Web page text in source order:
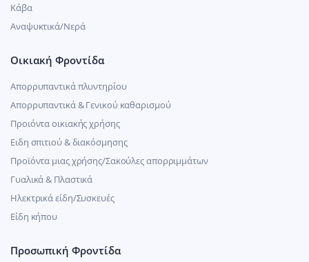
Κάβα
Αναψυκτικά/Νερά
Οικιακή Φροντίδα
Απορρυπαντικά πλυντηρίου
Απορρυπαντικά & Γενικού καθαρισμού
Προιόντα οικιακής χρήσης
Ειδη σπιτιού & διακόσμησης
Προϊόντα μιας χρήσης/Σακούλες απορριμμάτων
Γυαλικά & Πλαστικά
Ηλεκτρικά είδη/Συσκευές
Είδη κήπου
Προσωπική Φροντίδα